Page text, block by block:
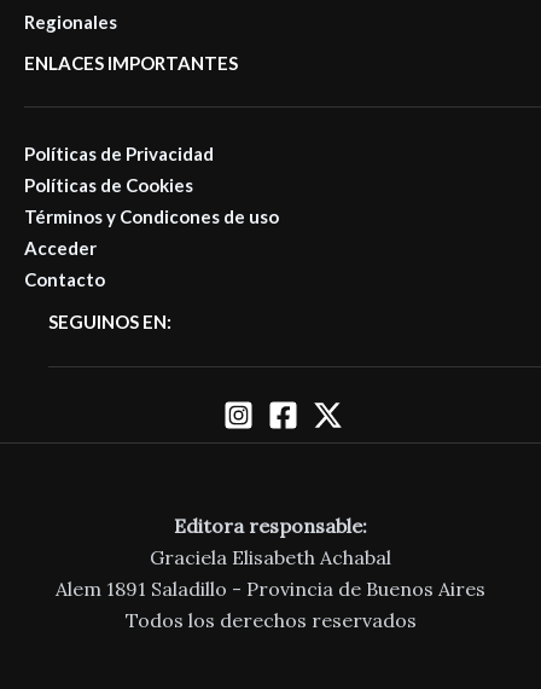
Regionales
ENLACES IMPORTANTES
Políticas de Privacidad
Políticas de Cookies
Términos y Condicones de uso
Acceder
Contacto
SEGUINOS EN:
Editora responsable:
Graciela Elisabeth Achabal
Alem 1891 Saladillo - Provincia de Buenos Aires
Todos los derechos reservados